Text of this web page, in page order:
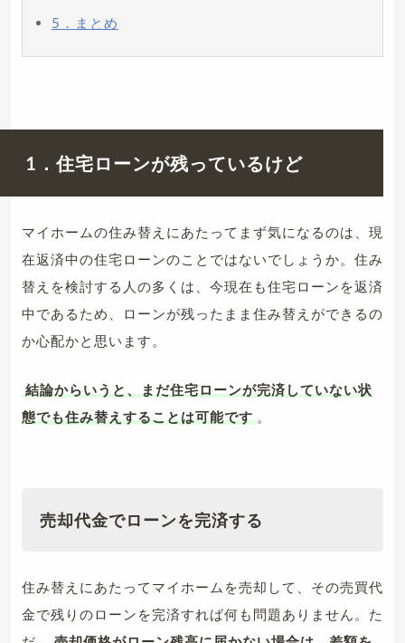
5．まとめ
1．住宅ローンが残っているけど
マイホームの住み替えにあたってまず気になるのは、現
在返済中の住宅ローンのことではないでしょうか。住み
替えを検討する人の多くは、今現在も住宅ローンを返済
中であるため、ローンが残ったまま住み替えができるの
か心配かと思います。
結論からいうと、まだ住宅ローンが完済していない状
態でも住み替えすることは可能です 。
売却代金でローンを完済する
住み替えにあたってマイホームを売却して、その売買代
金で残りのローンを完済すれば何も問題ありません。た